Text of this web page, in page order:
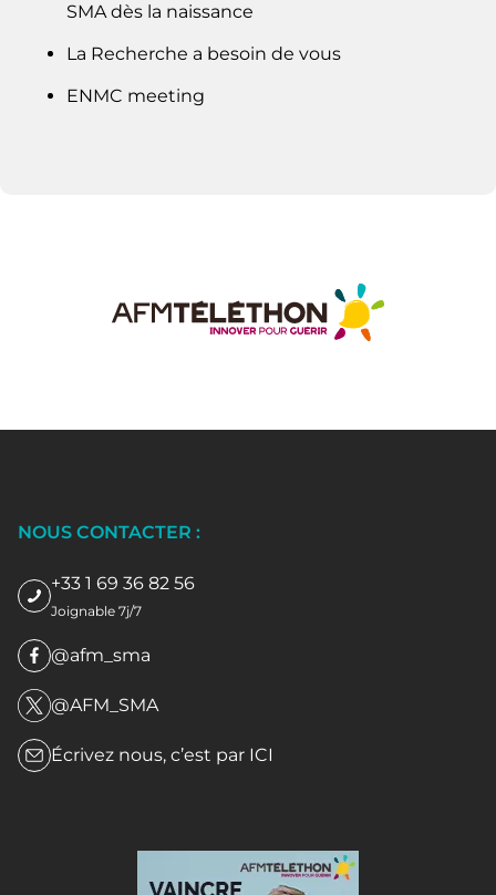
SMA dès la naissance
La Recherche a besoin de vous
ENMC meeting
NOUS CONTACTER :
+33 1 69 36 82 56
Joignable 7j/7
@afm_sma
@AFM_SMA
Écrivez nous, c’est par ICI